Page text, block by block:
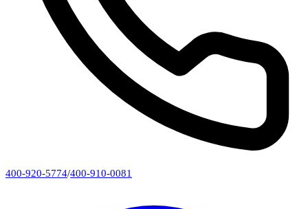
400-920-5774/400-910-0081